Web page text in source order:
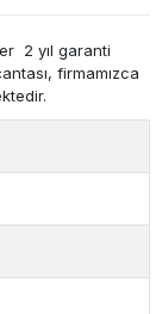
2 yıl garanti
firmamızca